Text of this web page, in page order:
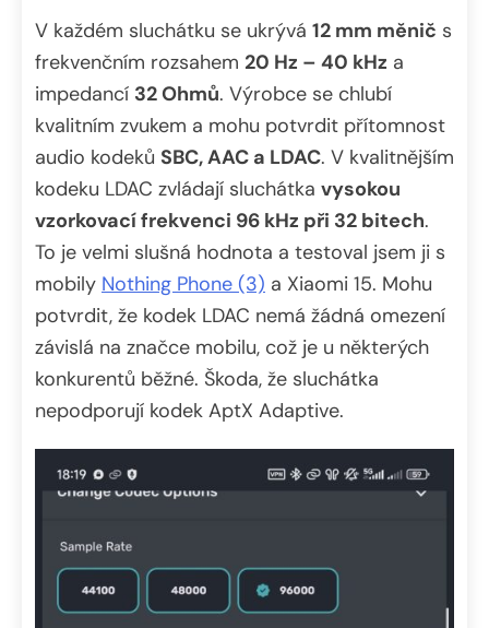
V každém sluchátku se ukrývá 12 mm měnič s
frekvenčním rozsahem 20 Hz – 40 kHz a
impedancí 32 Ohmů. Výrobce se chlubí
kvalitním zvukem a mohu potvrdit přítomnost
audio kodeků SBC, AAC a LDAC. V kvalitnějším
kodeku LDAC zvládají sluchátka vysokou
vzorkovací frekvenci 96 kHz při 32 bitech.
To je velmi slušná hodnota a testoval jsem ji s
mobily Nothing Phone (3) a Xiaomi 15. Mohu
potvrdit, že kodek LDAC nemá žádná omezení
závislá na značce mobilu, což je u některých
konkurentů běžné. Škoda, že sluchátka
nepodporují kodek AptX Adaptive.